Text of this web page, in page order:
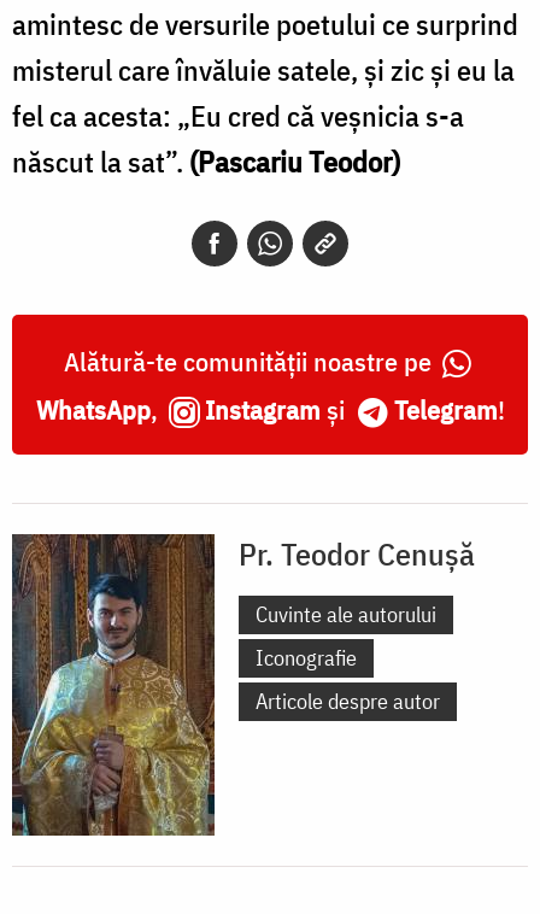
amintesc de versurile poetului ce surprind
misterul care învăluie satele, și zic și eu la
fel ca acesta: „Eu cred că veșnicia s-a
născut la sat”. (Pascariu Teodor)
Alătură-te comunității noastre pe
WhatsApp, Instagram și Telegram!
Pr. Teodor Cenușă
Cuvinte ale autorului
Iconografie
Articole despre autor